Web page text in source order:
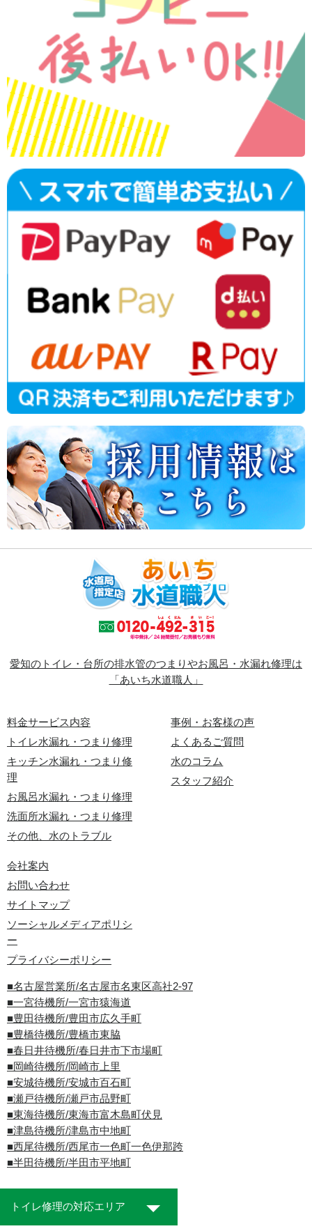
愛知のトイレ・台所の排水管のつまりやお風呂・水漏れ修理は
「あいち水道職人」
料金サービス内容
トイレ水漏れ・つまり修理
キッチン水漏れ・つまり修
理
お風呂水漏れ・つまり修理
洗面所水漏れ・つまり修理
その他、水のトラブル
事例・お客様の声
よくあるご質問
水のコラム
スタッフ紹介
会社案内
お問い合わせ
サイトマップ
ソーシャルメディアポリシ
ー
プライバシーポリシー
■名古屋営業所/名古屋市名東区高社2-97
■一宮待機所/一宮市猿海道
■豊田待機所/豊田市広久手町
■豊橋待機所/豊橋市東脇
■春日井待機所/春日井市下市場町
■岡崎待機所/岡崎市上里
■安城待機所/安城市百石町
■瀬戸待機所/瀬戸市品野町
■東海待機所/東海市富木島町伏見
■津島待機所/津島市中地町
■西尾待機所/西尾市一色町一色伊那跨
■半田待機所/半田市平地町
トイレ修理の対応エリア